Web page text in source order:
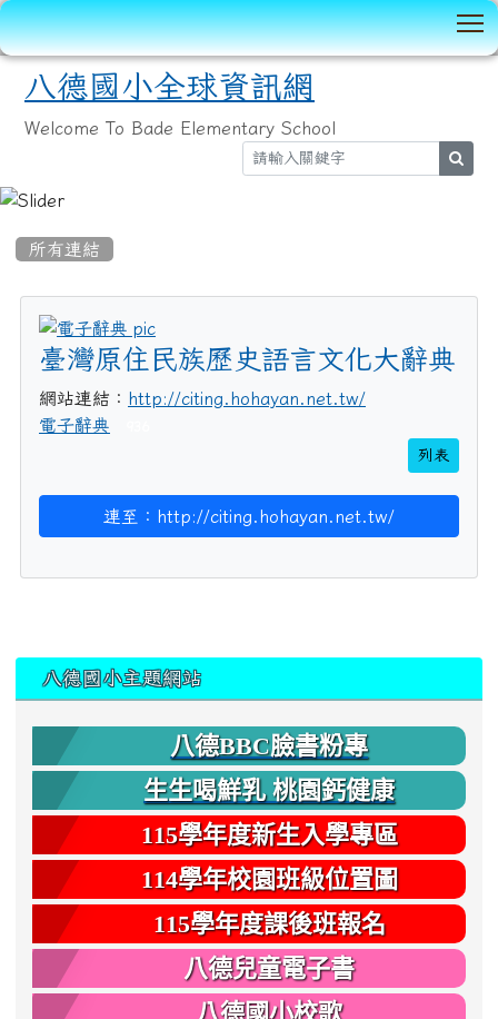
八德國小全球資訊網
Welcome To Bade Elementary School
所有連結
title:電子辭典
臺灣原住民族歷史語言文化大辭典
網站連結： http://citing.hohayan.net.tw/
電子辭典
列表
連至：http://citing.hohayan.net.tw/
八德國小主題網站
八德BBC臉書粉專
生生喝鮮乳 桃園鈣健康
115學年度新生入學專區
114學年校園班級位置圖
115學年度課後班報名
八德兒童電子書
八德國小校歌